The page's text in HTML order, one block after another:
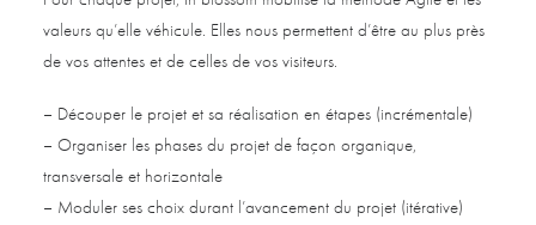
valeurs qu’elle véhicule. Elles nous permettent d’être au plus près
de vos attentes et de celles de vos visiteurs.
– Découper le projet et sa réalisation en étapes (incrémentale)
– Organiser les phases du projet de façon organique,
transversale et horizontale
– Moduler ses choix durant l’avancement du projet (itérative)